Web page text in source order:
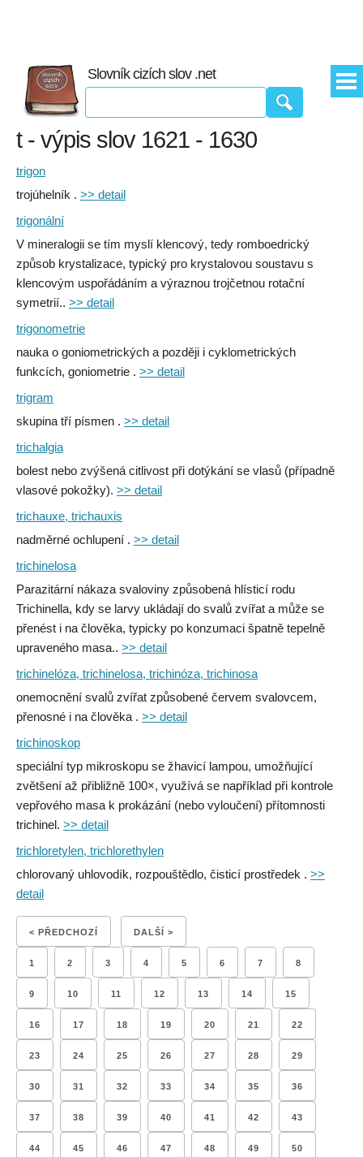
Slovník cizích slov .net
t - výpis slov 1621 - 1630
trigon
trojúhelník . >> detail
trigonální
V mineralogii se tím myslí klencový, tedy romboedrický
způsob krystalizace, typický pro krystalovou soustavu s
klencovým uspořádáním a výraznou trojčetnou rotační
symetrií.. >> detail
trigonometrie
nauka o goniometrických a později i cyklometrických
funkcích, goniometrie . >> detail
trigram
skupina tří písmen . >> detail
trichalgia
bolest nebo zvýšená citlivost při dotýkání se vlasů (případně
vlasové pokožky). >> detail
trichauxe, trichauxis
nadměrné ochlupení . >> detail
trichinelosa
Parazitární nákaza svaloviny způsobená hlísticí rodu
Trichinella, kdy se larvy ukládají do svalů zvířat a může se
přenést i na člověka, typicky po konzumaci špatně tepelně
upraveného masa.. >> detail
trichinelóza, trichinelosa, trichinóza, trichinosa
onemocnění svalů zvířat způsobené červem svalovcem,
přenosné i na člověka . >> detail
trichinoskop
speciální typ mikroskopu se žhavicí lampou, umožňující
zvětšení až přibližně 100×, využívá se například při kontrole
vepřového masa k prokázání (nebo vyloučení) přítomnosti
trichinel. >> detail
trichloretylen, trichlorethylen
chlorovaný uhlovodík, rozpouštědlo, čisticí prostředek . >>
detail
< PŘEDCHOZÍ DALŠÍ >
1 2 3 4 5 6 7 8
9 10 11 12 13 14 15
16 17 18 19 20 21 22
23 24 25 26 27 28 29
30 31 32 33 34 35 36
37 38 39 40 41 42 43
44 45 46 47 48 49 50